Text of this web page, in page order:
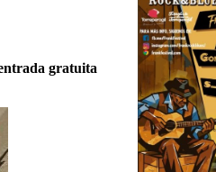
gratuita